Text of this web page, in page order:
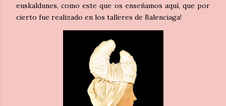
euskaldunes, como este que os enseñamos aquí, que por
cierto fue realizado en los talleres de Balenciaga!